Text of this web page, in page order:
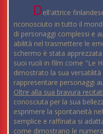
Dell'attrice
riconosciuto in tutto il
di personaggi complessi e
abilità nel trasmettere le
schermo è stata
suoi ruoli in film come "Le
dimostrato la sua
rappresentare personaggi
Oltre alla sua bravura
conosciuta per la sua
esprimere la spontaneità
semplice e raffinata si
come dimostrano le